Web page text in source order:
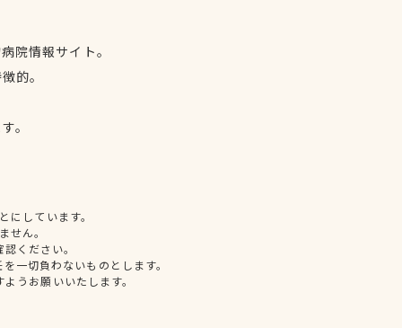
院情報サイト。
的。
。
しています。
せん。
ください。
一切負わないものとします。
うお願いいたします。